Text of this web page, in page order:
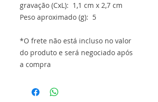
gravação (CxL): 1,1 cm x 2,7 cm
Peso aproximado (g): 5
*O frete não está incluso no valor
do produto e será negociado após
a compra